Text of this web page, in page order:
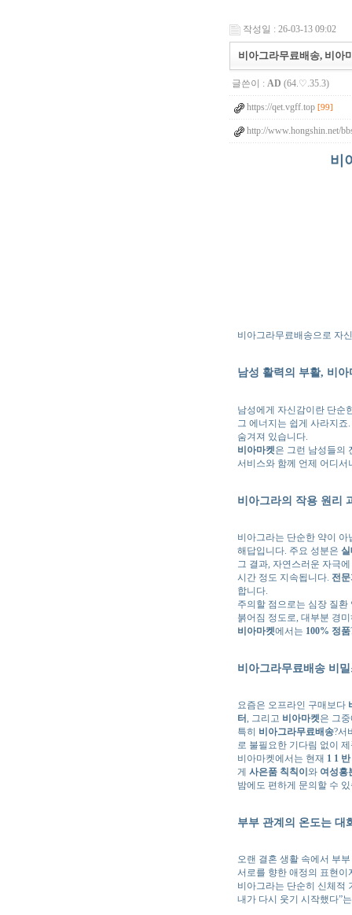
작성일 : 26-03-13 09:02
비아그라무료배송, 비아
글쓴이 : AD (64.♡.35.3)
https://qet.vgff.top [99]
http://www.hongshin.net/
비
비아그라무료배송으로 자
남성 활력의 부활, 비
남성에게 자신감이란 단순
그 에너지는 쉽게 사라지
숨겨져 있습니다.
비아마켓은 그런 남성들의
서비스와 함께 언제 어디
비아그라의 작용 원리
비아그라는 단순한 약이 아
해답입니다. 주요 성분은
그 결과, 자연스러운 자극
시간 정도 지속됩니다. 전
합니다.
주의할 점으로는 심장 질
붉어짐 정도로, 대부분 경
비아마켓에서는 100% 정품
비아그라무료배송 비
요즘은 오프라인 구매보다
터 , 그리고 비아마켓은 그
특히 비아그라무료배송?서
로 불필요한 기다림 없이
비아마켓에서는 현재 1 1
게 사은품 칙칙이와 여성흥
밤에도 편하게 문의할 수
부부 관계의 온도는 대
오랜 결혼 생활 속에서 부
서로를 향한 애정의 표현
비아그라는 단순히 신체적
내가 다시 웃기 시작했다”